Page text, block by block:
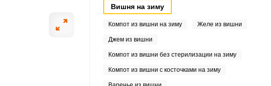
Вишня на зиму
Компот из вишни на зиму Желе из вишни
Джем из вишни
Компот из вишни без стерилизации на зиму
Компот из вишни с косточками на зиму